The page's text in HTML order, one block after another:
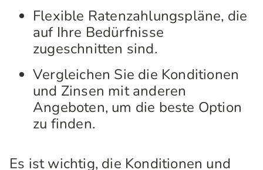
Flexible Ratenzahlungspläne, die
auf Ihre Bedürfnisse
zugeschnitten sind.
Vergleichen Sie die Konditionen
und Zinsen mit anderen
Angeboten, um die beste Option
zu finden.
Es ist wichtig, die Konditionen und